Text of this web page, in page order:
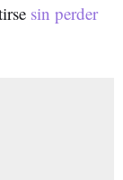
sin perder